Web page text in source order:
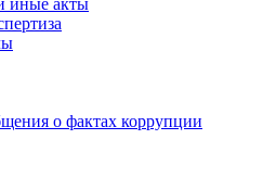
иные акты
о фактах коррупции